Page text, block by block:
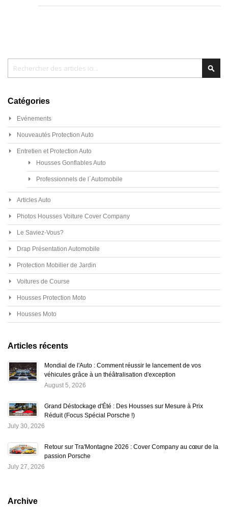
Catégories
Evénements
Nouveautés Protection Auto
Entretien et Protection Auto
Housses Gonflables Auto
Professionnels de l´Automobile
Articles Auto
Photos Housses Voiture Cover Company
Le Saviez-Vous?
Drap Présentation Automobile
Protection Mobilier de Jardin
Voitures de Course
Housses Protection Moto
Housses Moto
Articles récents
Mondial de l'Auto : Comment réussir le lancement de vos
véhicules grâce à un théâtralisation d'exception
August 5, 2026
Grand Déstockage d'Été : Des Housses sur Mesure à Prix
Réduit (Focus Spécial Porsche !)
July 30, 2026
Retour sur Tra'Montagne 2026 : Cover Company au cœur de la
passion Porsche
July 27, 2026
Archive